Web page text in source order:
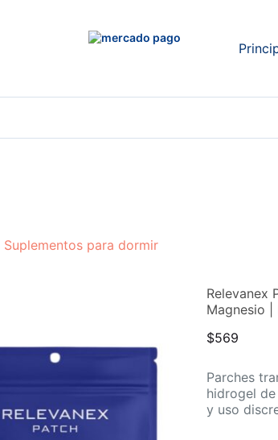
Suplementos para dormir
Relevanex
Magnesio |
$569
Parches
hidrogel
y uso